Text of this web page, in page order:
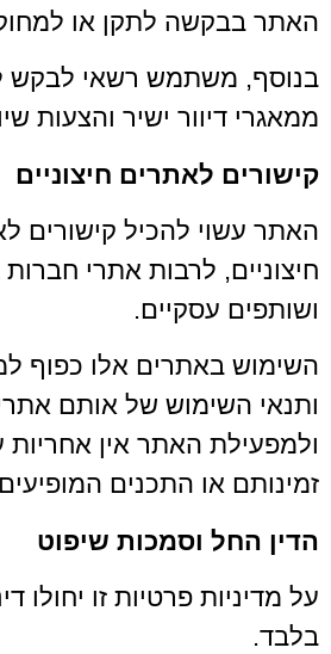
האתר בבקשה לתקן או
בנוסף, משתמש רשאי לבקש
ממאגרי דיוור ישיר והצעות
קישורים לאתרים חיצוניים
האתר עשוי להכיל קישורים
חיצוניים, לרבות אתרי
ושותפים עסקיים.
השימוש באתרים אלו כפוף
ותנאי השימוש של אותם
ולמפעילת האתר אין אחריות
זמינותם או התכנים
הדין החל וסמכות שיפוט
על מדיניות פרטיות זו יחולו
בלבד.